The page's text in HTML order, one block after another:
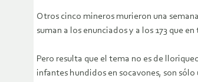
Otros cinco mineros murieron una
suman a los enunciados y a los 173 que
Pero resulta que el tema no es de
infantes hundidos en socavones, son